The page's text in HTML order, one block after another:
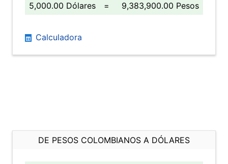
5,000.00 Dólares
= 9,383,900.00 Pesos
Calculadora
DE PESOS COLOMBIANOS A DÓLARES